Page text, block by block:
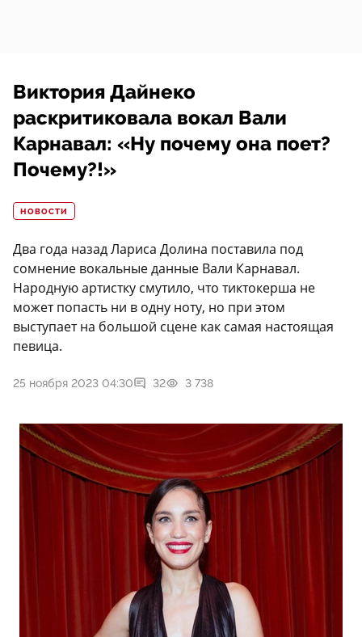
Виктория Дайнеко
раскритиковала вокал Вали
Карнавал: «Ну почему она поет?
Почему?!»
НОВОСТИ
Два года назад Лариса Долина поставила под
сомнение вокальные данные Вали Карнавал.
Народную артистку смутило, что тиктокерша не
может попасть ни в одну ноту, но при этом
выступает на большой сцене как самая настоящая
певица.
25 ноября 2023 04:30 32 3 738